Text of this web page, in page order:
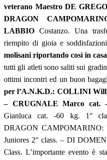
veterano Maestro DE
DRAGON
LABBIO Costanzo. Una
riempito di gioia e
molisani riportando così in
tutti gli atleti sono saliti sui
ottimi incontri ed un buon
per l’A.N.K.D.: COLLINI
– CRUGNALE Marco cat.
Gianluca cat. -60 kg. 1°
DRAGON CAMPOMARINO:
Juniores 2° class. – DI
Class. L’importante evento è